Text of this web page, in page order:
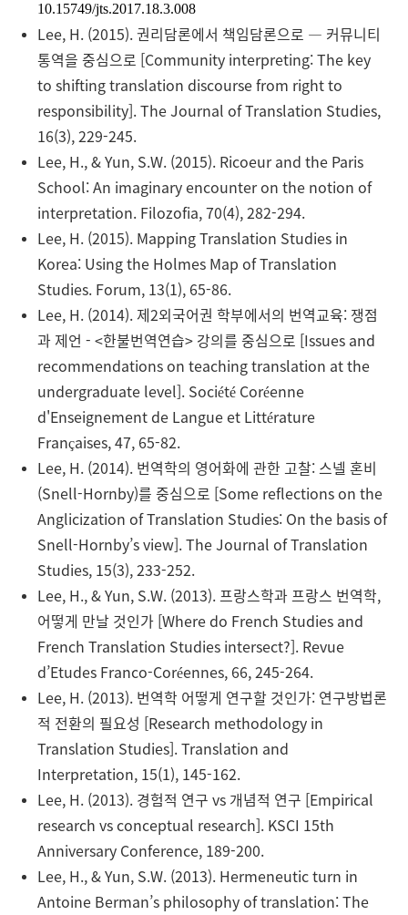
10.15749/jts.2017.18.3.008
Lee, H. (2015). 권리담론에서 책임담론으로 — 커뮤니티
통역을 중심으로 [Community interpreting: The key
to shifting translation discourse from right to
responsibility]. The Journal of Translation Studies,
16(3), 229-245.
Lee, H., & Yun, S.W. (2015). Ricoeur and the Paris
School: An imaginary encounter on the notion of
interpretation. Filozofia, 70(4), 282-294.
Lee, H. (2015). Mapping Translation Studies in
Korea: Using the Holmes Map of Translation
Studies. Forum, 13(1), 65-86.
Lee, H. (2014). 제2외국어권 학부에서의 번역교육: 쟁점
과 제언 - <한불번역연습> 강의를 중심으로 [Issues and
recommendations on teaching translation at the
undergraduate level]. Société Coréenne
d'Enseignement de Langue et Littérature
Françaises, 47, 65-82.
Lee, H. (2014). 번역학의 영어화에 관한 고찰: 스넬 혼비
(Snell-Hornby)를 중심으로 [Some reflections on the
Anglicization of Translation Studies: On the basis of
Snell-Hornby’s view]. The Journal of Translation
Studies, 15(3), 233-252.
Lee, H., & Yun, S.W. (2013). 프랑스학과 프랑스 번역학,
어떻게 만날 것인가 [Where do French Studies and
French Translation Studies intersect?]. Revue
d’Etudes Franco-Coréennes, 66, 245-264.
Lee, H. (2013). 번역학 어떻게 연구할 것인가: 연구방법론
적 전환의 필요성 [Research methodology in
Translation Studies]. Translation and
Interpretation, 15(1), 145-162.
Lee, H. (2013). 경험적 연구 vs 개념적 연구 [Empirical
research vs conceptual research]. KSCI 15th
Anniversary Conference, 189-200.
Lee, H., & Yun, S.W. (2013). Hermeneutic turn in
Antoine Berman’s philosophy of translation: The